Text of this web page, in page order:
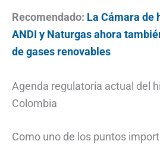
Recomendado: La Cámara de
ANDI y Naturgas ahora
de gases renovables
Agenda regulatoria actual del
Colombia
Como uno de los puntos